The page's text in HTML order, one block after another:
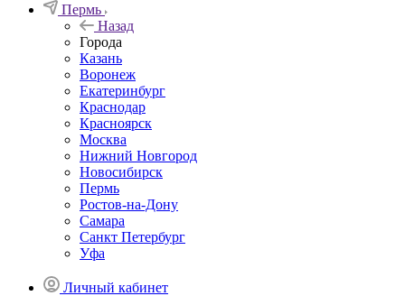
Пермь
Назад
Города
Казань
Воронеж
Екатеринбург
Краснодар
Красноярск
Москва
Нижний Новгород
Новосибирск
Пермь
Ростов-на-Дону
Самара
Санкт Петербург
Уфа
Личный кабинет